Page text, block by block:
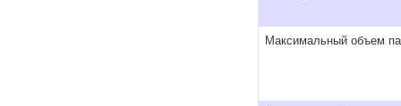
Максимальный объем